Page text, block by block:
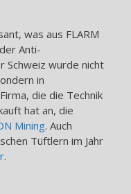
was aus FLARM
Anti-
Schweiz wurde nicht
in
die die Technik
hat an, die
Mining. Auch
Tüftlern im Jahr
.